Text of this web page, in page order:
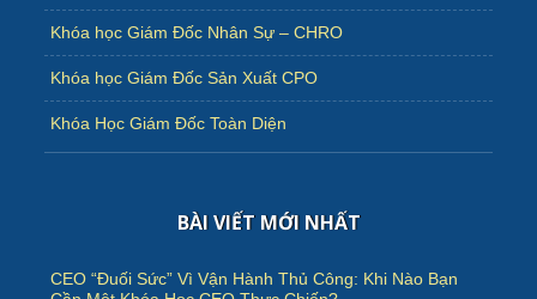
Khóa học Giám Đốc Nhân Sự – CHRO
Khóa học Giám Đốc Sản Xuất CPO
Khóa Học Giám Đốc Toàn Diện
BÀI VIẾT MỚI NHẤT
CEO “Đuối Sức” Vì Vận Hành Thủ Công: Khi Nào Bạn